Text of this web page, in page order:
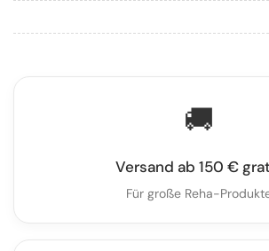
🚚
Versand ab 150 €
Für große Reha-